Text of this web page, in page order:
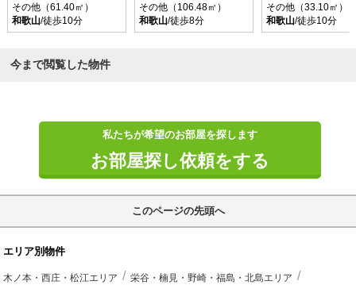
その他（61.40㎡）
和歌山/徒歩10分
その他（106.48㎡）
和歌山/徒歩8分
その他（33.10㎡）
和歌山/徒歩10分
今まで閲覧した物件
私たちが希望のお部屋を探します
お部屋探し依頼をする
このページの先頭へ
エリア別物件
木ノ本・西庄・松江エリア
栄谷・楠見・野崎・福島・北島エリア